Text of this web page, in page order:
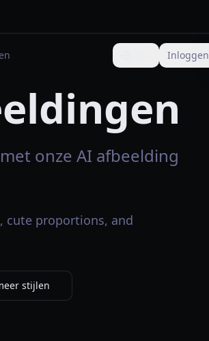
Verander taal
Inloggen
onze AI afbeelding
cute proportions, and
stijlen